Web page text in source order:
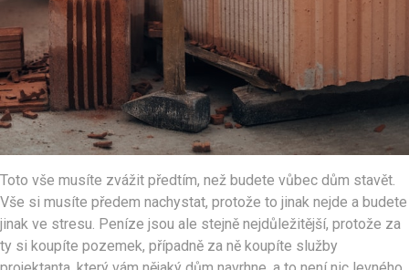
Toto vše musíte zvážit předtím, než budete vůbec dům stavět.
Vše si musíte předem nachystat, protože to jinak nejde a budete
jinak ve stresu. Peníze jsou ale stejně nejdůležitější, protože za
ty si koupíte pozemek, případně za ně koupíte služby